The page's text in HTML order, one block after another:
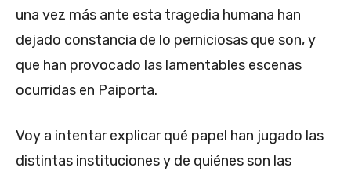
una vez más ante esta tragedia humana han
dejado constancia de lo perniciosas que son, y
que han provocado las lamentables escenas
ocurridas en Paiporta.
Voy a intentar explicar qué papel han jugado las
distintas instituciones y de quiénes son las